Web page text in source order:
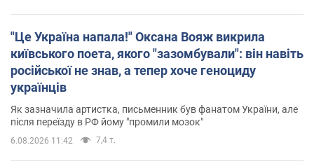
"Це Україна напала!" Оксана Вояж викрила
київського поета, якого "зазомбували": він навіть
російської не знав, а тепер хоче геноциду
українців
Як зазначила артистка, письменник був фанатом України, але
після переїзду в РФ йому "промили мозок"
6.08.2026 11:42 7,4 т.